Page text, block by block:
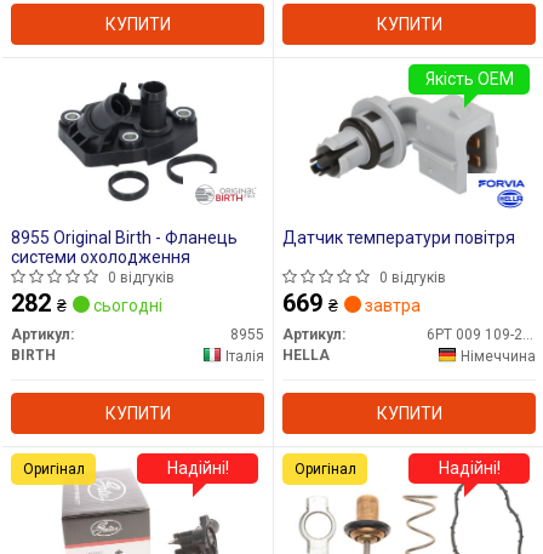
КУПИТИ КУПИТИ
8955 Original Birth - Фланець
системи охолодження
0 відгуків
282 ₴ сьогодні
Артикул:
8955
BIRTH
Італія
КУПИТИ
Датчик температури повітря
0 відгуків
669 ₴ завтра
Артикул:
6PT 009 109-221
HELLA
Німеччина
КУПИТИ
Якість OEM
Надійні!
Оригінал Надійні!
Оригінал